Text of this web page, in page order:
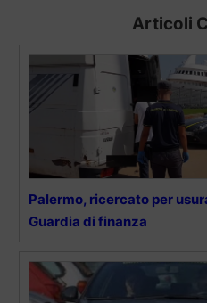
Articoli
Palermo, ricercato per
Guardia di finanza